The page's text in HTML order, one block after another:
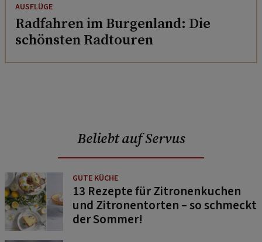
AUSFLÜGE
Radfahren im Burgenland: Die
schönsten Radtouren
Beliebt auf Servus
GUTE KÜCHE
13 Rezepte für Zitronenkuchen
und Zitronentorten – so schmeckt
der Sommer!